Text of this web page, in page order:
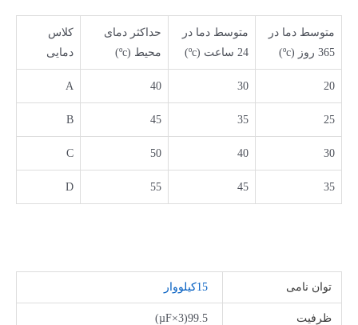
متوسط دما در
365 روز (ºc)
متوسط دما در
24 ساعت (ºc)
حداکثر دمای
محیط (ºc)
کلاس
دمایی
20
30
40
A
25
35
45
B
30
40
50
C
35
45
55
D
توان نامی 15کیلووار
ظرفیت 99.5(µF×3)